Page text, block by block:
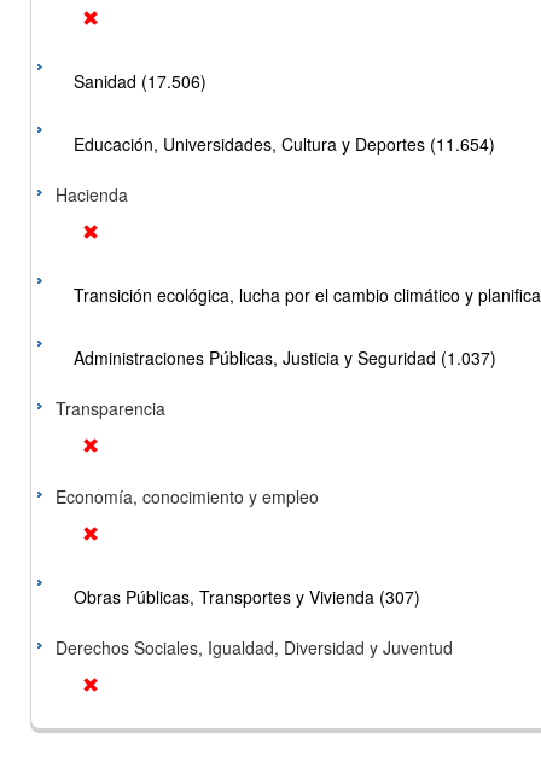
Sanidad (17.506)
Educación, Universidades, Cultura y Deportes (11.654)
Hacienda
Transición ecológica, lucha por el cambio climático y
Administraciones Públicas, Justicia y Seguridad (1.037)
Transparencia
Economía, conocimiento y empleo
Obras Públicas, Transportes y Vivienda (307)
Derechos Sociales, Igualdad, Diversidad y Juventud